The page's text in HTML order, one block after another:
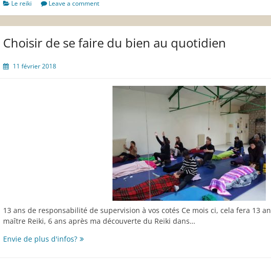
le
reiki
Episode
Le reiki Leave a comment
Choisir de se faire du bien au quotidien
11 février 2018
13 ans de responsabilité de supervision à vos cotés Ce mois ci, cela fera 13
maître Reiki, 6 ans après ma découverte du Reiki dans…
Envie de plus d'infos?Choisir